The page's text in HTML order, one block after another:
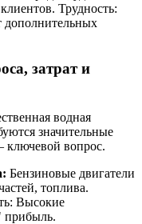
Трудность:
дополнительных
затрат и
водная
значительные
ключевой вопрос.
Бензиновые двигатели
топлива.
Высокие
прибыль.